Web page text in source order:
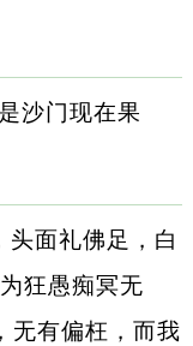
沙门现在果
头面礼佛足，白
狂愚痴冥无
无有偏枉，而我